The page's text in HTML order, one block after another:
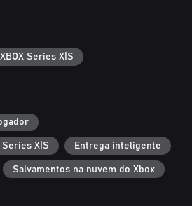
neste mundo. Encontra o outro herói
diferente!
aqui?!
XBOX Series X|S
X|S Entrega inteligente
Salvamentos na nuvem do Xbox